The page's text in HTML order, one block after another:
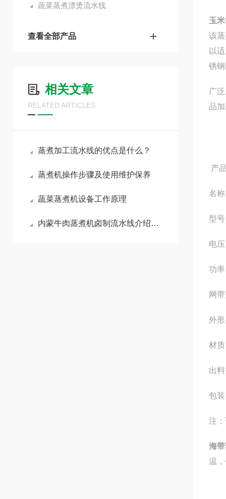
蔬菜蒸煮漂烫流水线
查看全部产品
相关文章
RELATED ARTICLES
蒸煮加工流水线的优点是什么？
蒸煮机操作步骤及使用维护保养
蔬菜蒸煮机设备工作原理
内蒙牛肉蒸煮机卤制流水线介绍说明
玉
该
以
锈
广
品
产
名
型
电
功
网
外
材
出
包
注
海
温